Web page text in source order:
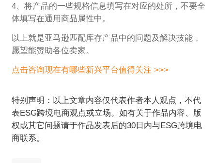
4、将产品的一些规格信息填写在对应的处所，不要全
体填写在通用商品属性中。
以上就是亚马逊匹配库存产品中的问题及解决技能，
愿望能赞助各位卖家。
点击咨询现在有哪些新兴平台值得关注 >>>
特别声明：以上文章内容仅代表作者本人观点，不代
表ESG跨境电商观点或立场。如有关于作品内容、版
权或其它问题请于作品发表后的30日内与ESG跨境电
商联系。